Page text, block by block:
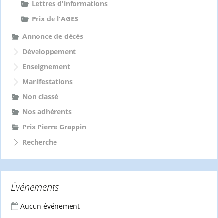
Lettres d'informations
Prix de l'AGES
Annonce de décès
Développement
Enseignement
Manifestations
Non classé
Nos adhérents
Prix Pierre Grappin
Recherche
Événements
Aucun événement